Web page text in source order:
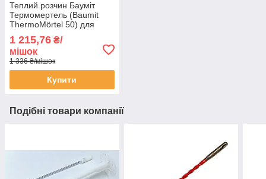
Теплий розчин Бауміт
Термомертель (Baumit
ThermoMörtel 50) для
кладки блоків Porotherm
1 215,76 ₴/
мішок
1 336 ₴/мішок
Купити
Подібні товари компанії